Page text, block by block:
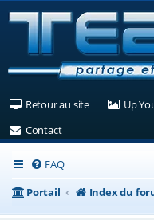
Retour au site(Ouvre un
Up
Contact(Ouvre un nouvel
FAQ
Portail
Index du